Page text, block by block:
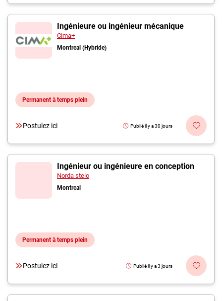
Ingénieure ou ingénieur mécanique
Cima+
Montreal (Hybride)
Permanent à temps plein
Postulez ici Publié il y a 30 jours
Ingénieur ou ingénieure en conception
Norda stelo
Montreal
Permanent à temps plein
Postulez ici Publié il y a 3 jours